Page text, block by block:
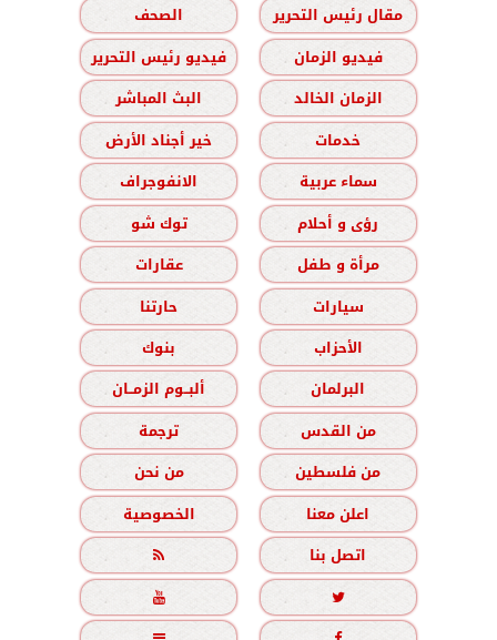
مقال رئيس التحرير
الصحف
فيديو الزمان
فيديو رئيس التحرير
الزمان الخالد
البث المباشر
خدمات
خير أجناد الأرض
سماء عربية
الانفوجراف
رؤى و أحلام
توك شو
مرأة و طفل
عقارات
سيارات
حارتنا
الأحزاب
بنوك
البرلمان
ألبــوم الزمــان
من القدس
ترجمة
من فلسطين
من نحن
اعلن معنا
الخصوصية
اتصل بنا


